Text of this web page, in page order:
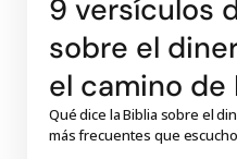
9 versículos
sobre el
el camino de
Qué dice la Biblia sobre el
más frecuentes que